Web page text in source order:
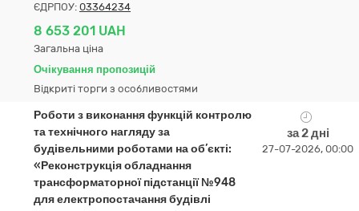
ЄДРПОУ: 03364234
8 653 201 UAH
Загальна ціна
Очікування пропозицій
Відкриті торги з особливостями
Роботи з виконання функцій контролю
та технічного нагляду за
будівельними роботами на об’єкті:
«Реконструкція обладнання
трансформаторної підстанції №948
для електропостачання будівлі
за 2 дні
27-07-2026, 00:00